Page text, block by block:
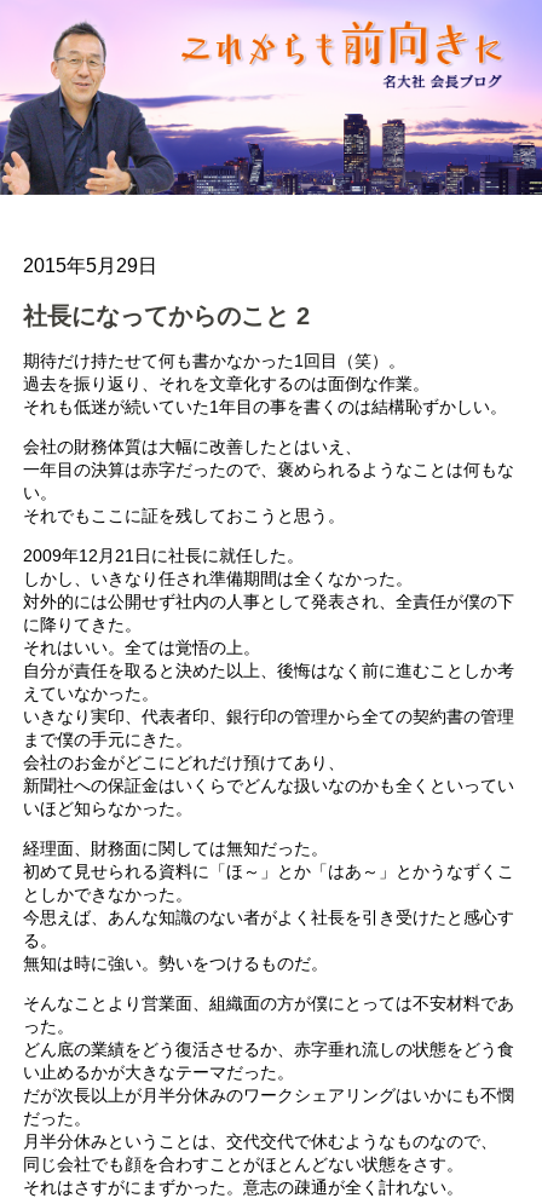
2015年5月29日
社長になってからのこと 2
期待だけ持たせて何も書かなかった1回目（笑）。
過去を振り返り、それを文章化するのは面倒な作業。
それも低迷が続いていた1年目の事を書くのは結構恥ずかしい。
会社の財務体質は大幅に改善したとはいえ、
一年目の決算は赤字だったので、褒められるようなことは何もな
い。
それでもここに証を残しておこうと思う。
2009年12月21日に社長に就任した。
しかし、いきなり任され準備期間は全くなかった。
対外的には公開せず社内の人事として発表され、全責任が僕の下
に降りてきた。
それはいい。全ては覚悟の上。
自分が責任を取ると決めた以上、後悔はなく前に進むことしか考
えていなかった。
いきなり実印、代表者印、銀行印の管理から全ての契約書の管理
まで僕の手元にきた。
会社のお金がどこにどれだけ預けてあり、
新聞社への保証金はいくらでどんな扱いなのかも全くといってい
いほど知らなかった。
経理面、財務面に関しては無知だった。
初めて見せられる資料に「ほ～」とか「はあ～」とかうなずくこ
としかできなかった。
今思えば、あんな知識のない者がよく社長を引き受けたと感心す
る。
無知は時に強い。勢いをつけるものだ。
そんなことより営業面、組織面の方が僕にとっては不安材料であ
った。
どん底の業績をどう復活させるか、赤字垂れ流しの状態をどう食
い止めるかが大きなテーマだった。
だが次長以上が月半分休みのワークシェアリングはいかにも不憫
だった。
月半分休みということは、交代交代で休むようなものなので、
同じ会社でも顔を合わすことがほとんどない状態をさす。
それはさすがにまずかった。意志の疎通が全く計れない。